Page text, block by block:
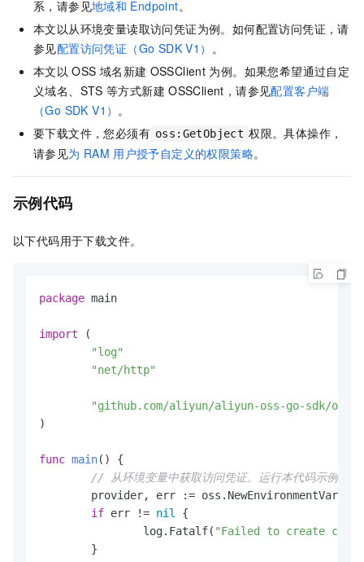
系，请参见地域和 Endpoint。
本文以从环境变量读取访问凭证为例。如何配置访问凭证，请
参见配置访问凭证（Go SDK V1） 。
本文以 OSS 域名新建 OSSClient 为例。如果您希望通过自定
义域名、STS 等方式新建 OSSClient，请参见配置客户端
（Go SDK V1） 。
要下载文件，您必须有 oss:GetObject 权限。具体操作，
请参见为 RAM 用户授予自定义的权限策略。
示例代码
以下代码用于下载文件。
package main
import (
"log"
"net/http"
"github.com/aliyun/aliyun-oss-go-sdk/oss"
)
func main()
{
// 从环境变量中获取访问凭证。运行本代码示例之前，
if err != nil {
		log.Fatalf(
"Failed to create